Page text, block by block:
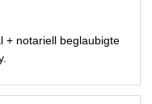
+ notariell beglaubigte